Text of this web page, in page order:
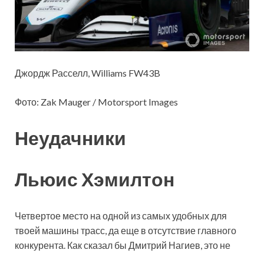
Джордж Расселл, Williams FW43B
Фото: Zak Mauger / Motorsport Images
Неудачники
Льюис Хэмилтон
Четвертое место на одной из самых удобных для
твоей машины трасс, да еще в отсутствие главного
конкурента. Как сказал бы Дмитрий Нагиев, это не